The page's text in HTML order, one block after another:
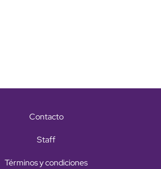
Contacto
Staff
Términos y condiciones